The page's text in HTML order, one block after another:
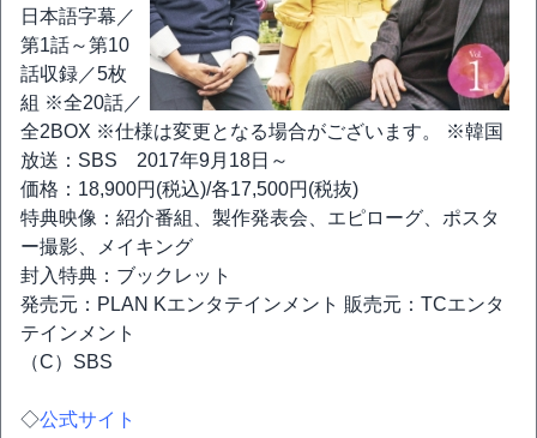
日本語字幕／
第1話～第10
話収録／5枚
組 ※全20話／
全2BOX ※仕様は変更となる場合がございます。 ※韓国
放送：SBS 2017年9月18日～
価格：18,900円(税込)/各17,500円(税抜)
特典映像：紹介番組、製作発表会、エピローグ、ポスタ
ー撮影、メイキング
封入特典：ブックレット
発売元：PLAN Kエンタテインメント 販売元：TCエンタ
テインメント
（C）SBS
◇公式サイト